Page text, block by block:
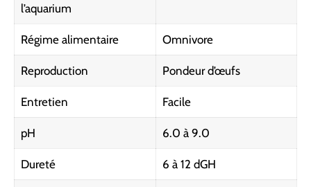
l’aquarium
Régime alimentaire Omnivore
Reproduction Pondeur d’œufs
Entretien Facile
pH 6.0 à 9.0
Dureté 6 à 12 dGH